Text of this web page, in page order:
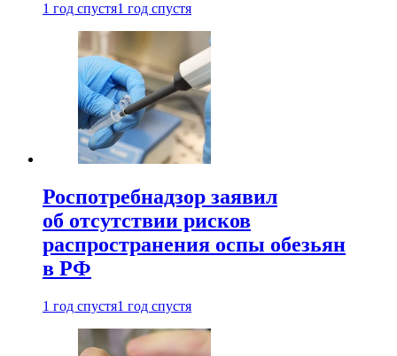
1 год спустя1 год спустя
Роспотребнадзор заявил
об отсутствии рисков
распространения оспы обезьян
в РФ
1 год спустя1 год спустя